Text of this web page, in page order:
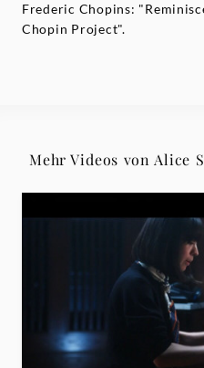
Frederic Chopins:
Chopin Project".
Mehr Videos von Alice